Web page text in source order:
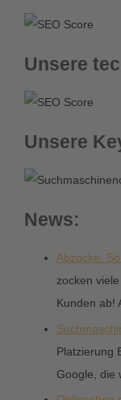
Unsere
Unsere
News:
Abzocke:
zocken
Kunden ab!
Platzierung
Google, die